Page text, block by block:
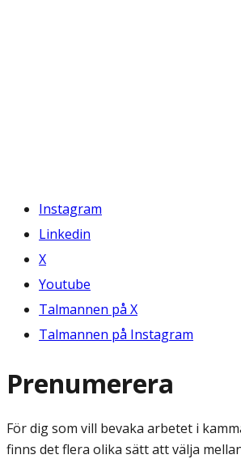
Instagram
Linkedin
X
Youtube
Talmannen på X
Talmannen på Instagram
Prenumerera
För dig som vill bevaka arbetet i
finns det flera olika sätt att välja